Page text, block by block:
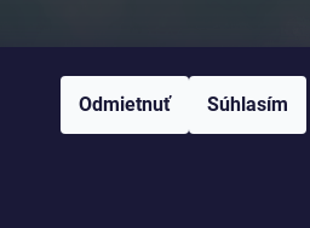
Odmietnuť Súhlasím